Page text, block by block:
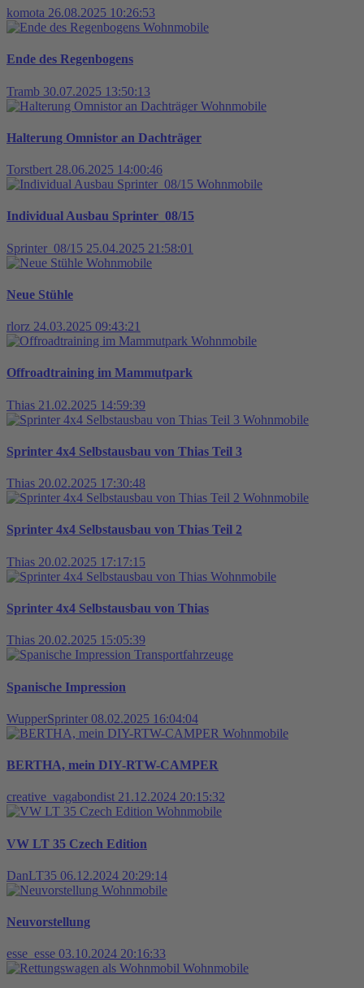
komota 26.08.2025 10:26:53
Wohnmobile
Ende des Regenbogens
Tramb 30.07.2025 13:50:13
Wohnmobile
Halterung Omnistor an Dachträger
Torstbert 28.06.2025 14:00:46
Wohnmobile
Individual Ausbau Sprinter_08/15
Sprinter_08/15 25.04.2025 21:58:01
Wohnmobile
Neue Stühle
rlorz 24.03.2025 09:43:21
Wohnmobile
Offroadtraining im Mammutpark
Thias 21.02.2025 14:59:39
Wohnmobile
Sprinter 4x4 Selbstausbau von Thias Teil 3
Thias 20.02.2025 17:30:48
Wohnmobile
Sprinter 4x4 Selbstausbau von Thias Teil 2
Thias 20.02.2025 17:17:15
Wohnmobile
Sprinter 4x4 Selbstausbau von Thias
Thias 20.02.2025 15:05:39
Transportfahrzeuge
Spanische Impression
WupperSprinter 08.02.2025 16:04:04
Wohnmobile
BERTHA, mein DIY-RTW-CAMPER
creative_vagabondist 21.12.2024 20:15:32
Wohnmobile
VW LT 35 Czech Edition
DanLT35 06.12.2024 20:29:14
Wohnmobile
Neuvorstellung
esse_esse 03.10.2024 20:16:33
Wohnmobile